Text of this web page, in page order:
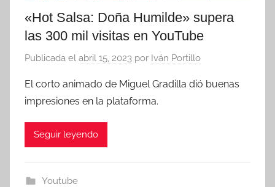
«Hot Salsa: Doña Humilde» supera
las 300 mil visitas en YouTube
Publicada el abril 15, 2023 por Iván Portillo
El corto animado de Miguel Gradilla dió buenas
impresiones en la plataforma.
Seguir leyendo
Youtube